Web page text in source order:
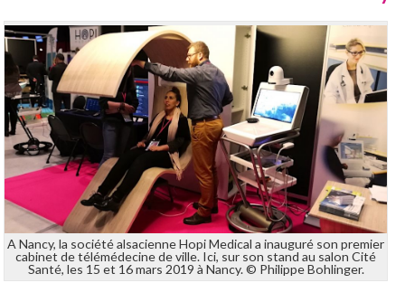
A Nancy, la société alsacienne Hopi Medical a inauguré son premier
cabinet de télémédecine de ville. Ici, sur son stand au salon Cité
Santé, les 15 et 16 mars 2019 à Nancy. © Philippe Bohlinger.